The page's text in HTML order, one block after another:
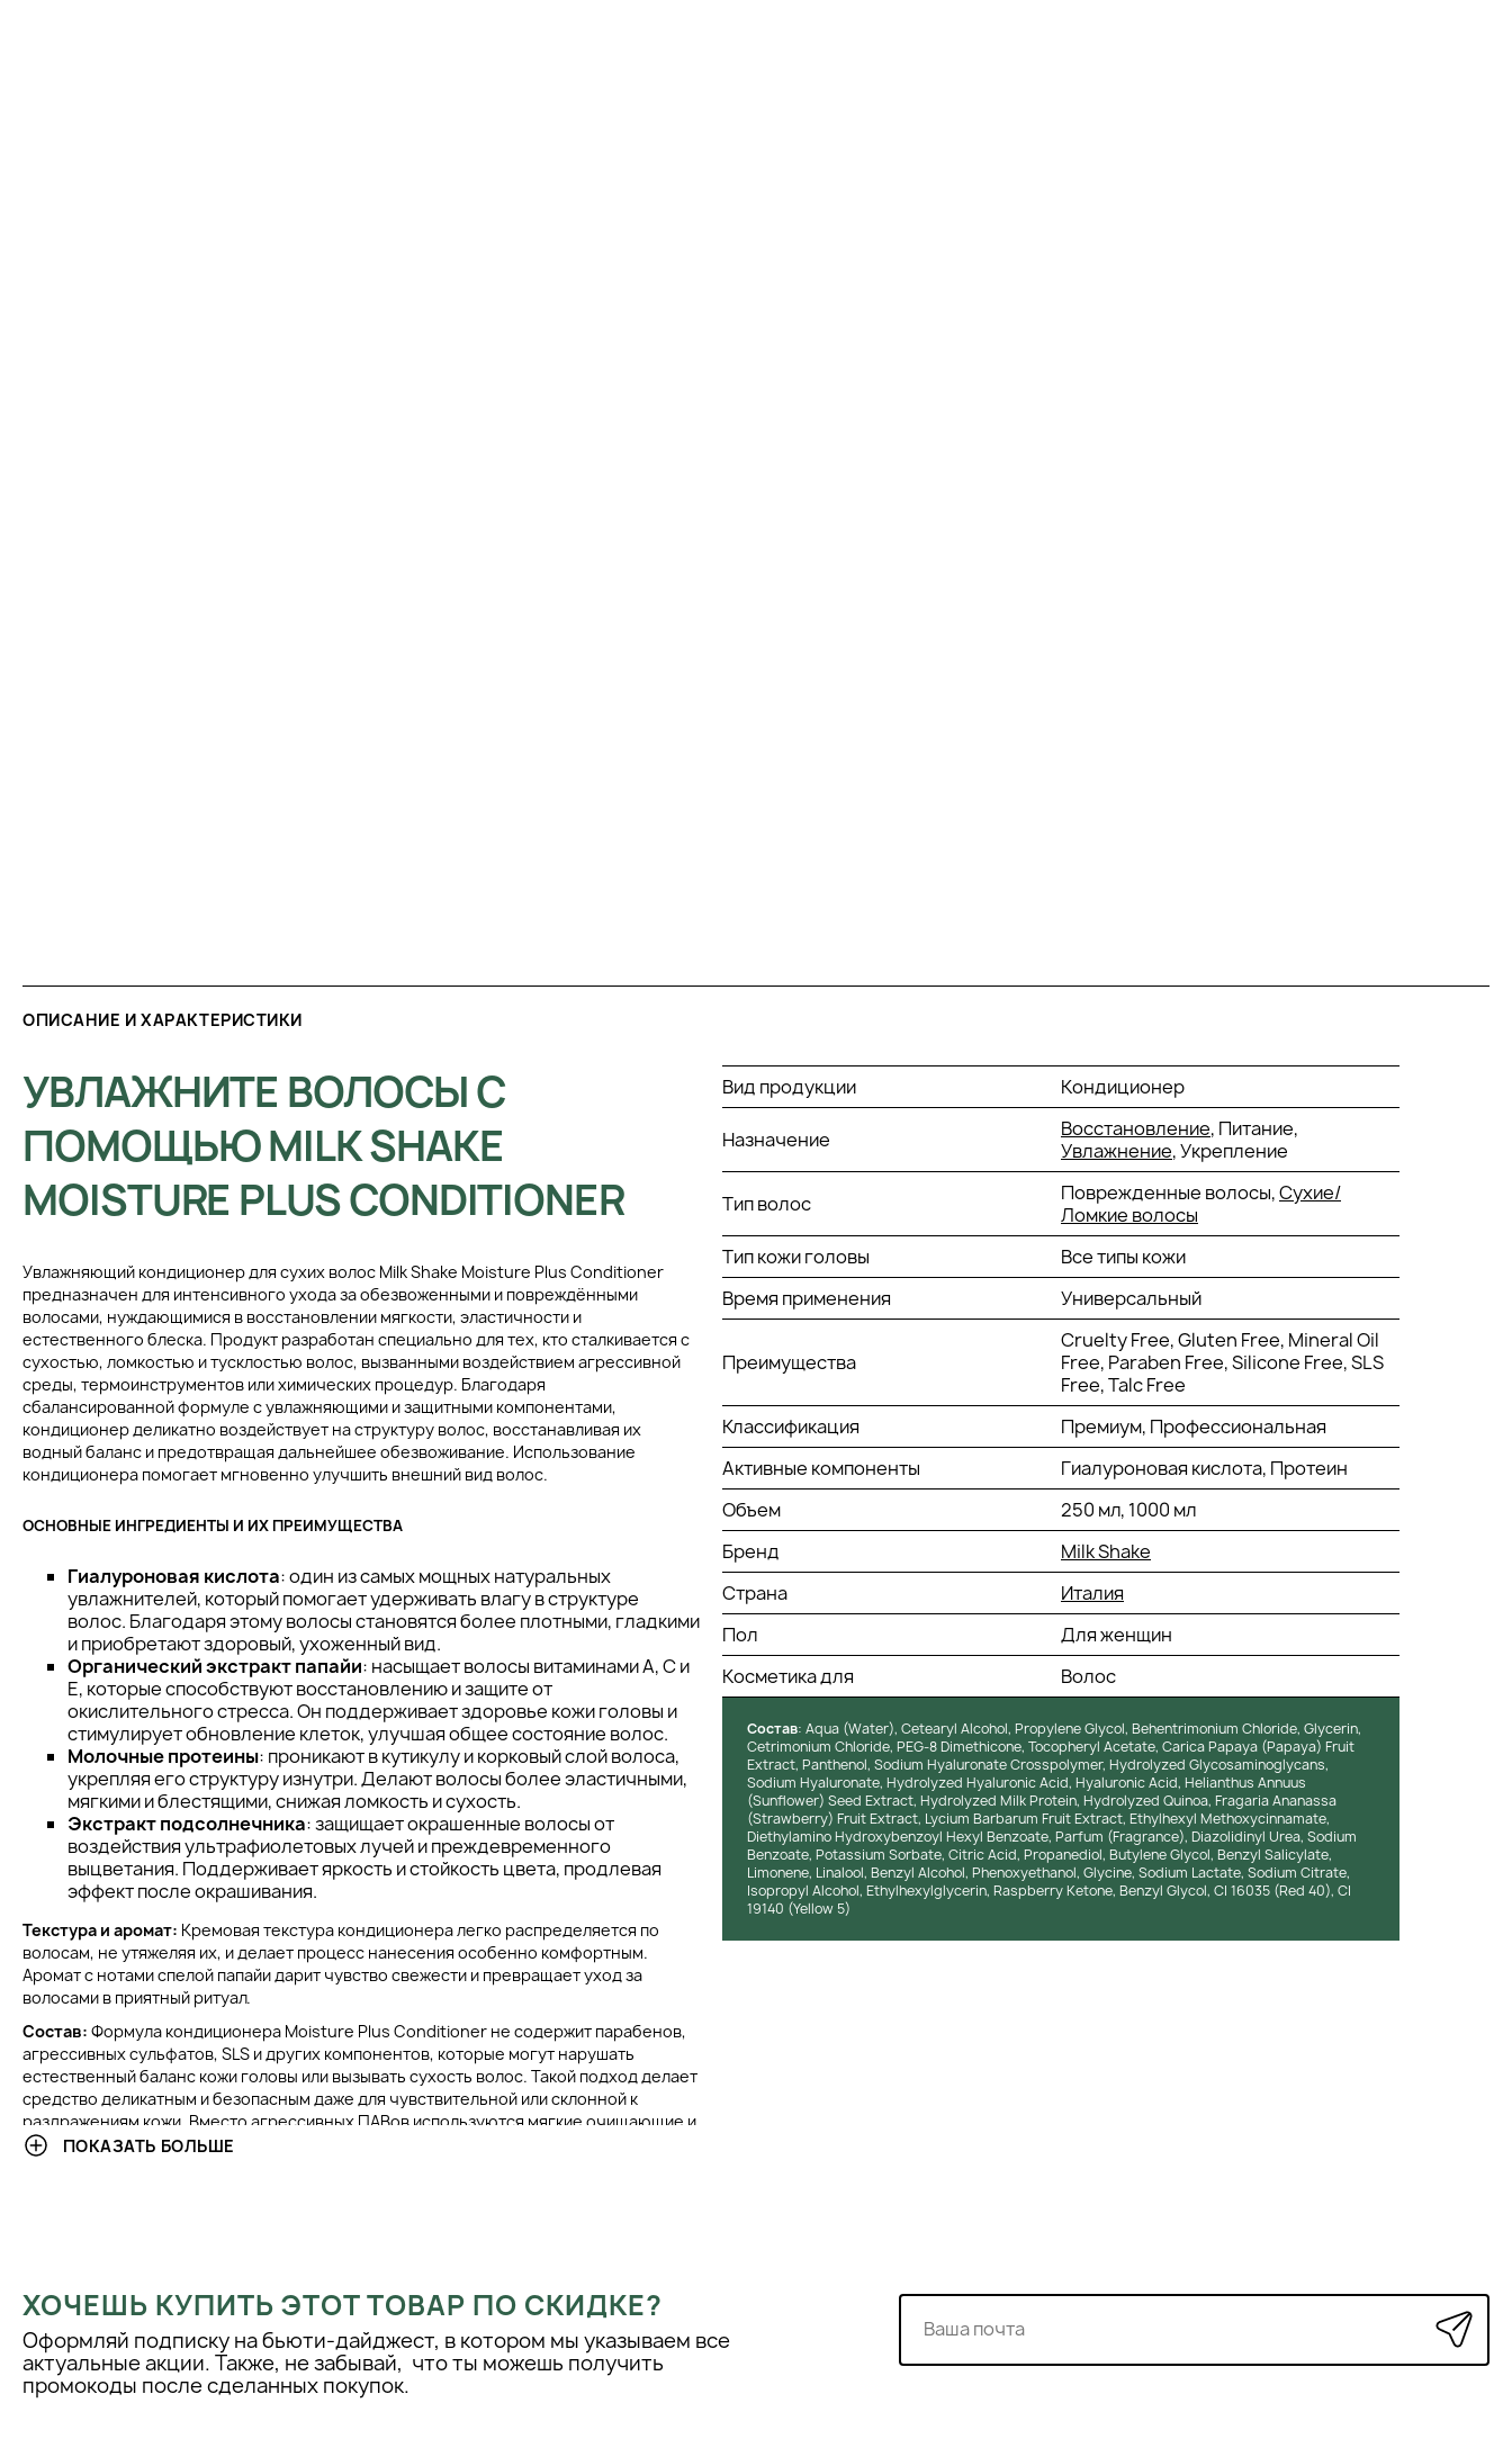
ОПИСАНИЕ И ХАРАКТЕРИСТИКИ
УВЛАЖНИТЕ ВОЛОСЫ С
ПОМОЩЬЮ MILK SHAKE
MOISTURE PLUS CONDITIONER
Увлажняющий кондиционер для сухих волос Milk Shake Moisture Plus Conditioner
предназначен для интенсивного ухода за обезвоженными и повреждёнными
волосами, нуждающимися в восстановлении мягкости, эластичности и
естественного блеска. Продукт разработан специально для тех, кто сталкивается с
сухостью, ломкостью и тусклостью волос, вызванными воздействием агрессивной
среды, термоинструментов или химических процедур. Благодаря
сбалансированной формуле с увлажняющими и защитными компонентами,
кондиционер деликатно воздействует на структуру волос, восстанавливая их
водный баланс и предотвращая дальнейшее обезвоживание. Использование
кондиционера помогает мгновенно улучшить внешний вид волос.
ОСНОВНЫЕ ИНГРЕДИЕНТЫ И ИХ ПРЕИМУЩЕСТВА
Гиалуроновая кислота: один из самых мощных натуральных
увлажнителей, который помогает удерживать влагу в структуре
волос. Благодаря этому волосы становятся более плотными, гладкими
и приобретают здоровый, ухоженный вид.
Органический экстракт папайи: насыщает волосы витаминами A, C и
E, которые способствуют восстановлению и защите от
окислительного стресса. Он поддерживает здоровье кожи головы и
стимулирует обновление клеток, улучшая общее состояние волос.
Молочные протеины: проникают в кутикулу и корковый слой волоса,
укрепляя его структуру изнутри. Делают волосы более эластичными,
мягкими и блестящими, снижая ломкость и сухость.
Экстракт подсолнечника: защищает окрашенные волосы от
воздействия ультрафиолетовых лучей и преждевременного
выцветания. Поддерживает яркость и стойкость цвета, продлевая
эффект после окрашивания.
Текстура и аромат: Кремовая текстура кондиционера легко распределяется по
волосам, не утяжеляя их, и делает процесс нанесения особенно комфортным.
Аромат с нотами спелой папайи дарит чувство свежести и превращает уход за
волосами в приятный ритуал.
Состав: Формула кондиционера Moisture Plus Conditioner не содержит парабенов,
агрессивных сульфатов, SLS и других компонентов, которые могут нарушать
естественный баланс кожи головы или вызывать сухость волос. Такой подход делает
средство деликатным и безопасным даже для чувствительной или склонной к
раздражениям кожи. Вместо агрессивных ПАВов используются мягкие очищающие и
ухаживающие ингредиенты, а основу составляют натуральные экстракты,
представлено. Однако эффективность продукта основана на научно обоснованном
составе, включающем высокоактивные увлажняющие и восстанавливающие
компоненты. В формуле использованы гиалуроновая кислота, органический
экстракт папайи и молочные протеины — ингредиенты, широко применяемые в
профессиональной косметологии и доказавшие свою результативность в уходе за
ПОКАЗАТЬ БОЛЬШЕ
Вид продукции Кондиционер
Назначение Восстановление, Питание,
Увлажнение, Укрепление
Тип волос Поврежденные волосы,Сухие/
Ломкие волосы
Тип кожи головы
Все типы кожи
Время применения
Универсальный
Преимущества
Cruelty Free, Gluten Free, Mineral Oil
Free, Paraben Free, Silicone Free, SLS
Free, Talc Free
Классификация
Премиум, Профессиональная
Активные компоненты
Гиалуроновая кислота, Протеин
Объем
250 мл, 1000 мл
Бренд
Milk Shake
Страна
Италия
Пол
Для женщин
Косметика для
Волос
Состав: Aqua (Water), Cetearyl Alcohol, Propylene Glycol, Behentrimonium Chloride, Glycerin,
Cetrimonium Chloride, PEG-8 Dimethicone, Tocopheryl Acetate, Carica Papaya (Papaya) Fruit
Extract, Panthenol, Sodium Hyaluronate Crosspolymer, Hydrolyzed Glycosaminoglycans,
Sodium Hyaluronate, Hydrolyzed Hyaluronic Acid, Hyaluronic Acid, Helianthus Annuus
(Sunflower) Seed Extract, Hydrolyzed Milk Protein, Hydrolyzed Quinoa, Fragaria Ananassa
(Strawberry) Fruit Extract, Lycium Barbarum Fruit Extract, Ethylhexyl Methoxycinnamate,
Diethylamino Hydroxybenzoyl Hexyl Benzoate, Parfum (Fragrance), Diazolidinyl Urea, Sodium
Benzoate, Potassium Sorbate, Citric Acid, Propanediol, Butylene Glycol, Benzyl Salicylate,
Limonene, Linalool, Benzyl Alcohol, Phenoxyethanol, Glycine, Sodium Lactate, Sodium Citrate,
Isopropyl Alcohol, Ethylhexylglycerin, Raspberry Ketone, Benzyl Glycol, CI 16035 (Red 40), CI
19140 (Yellow 5)
ХОЧЕШЬ КУПИТЬ ЭТОТ ТОВАР ПО СКИДКЕ?
Оформляй подписку на бьюти-дайджест, в котором мы указываем все
актуальные акции. Также, не забывай, что ты можешь получить
промокоды после сделанных покупок.